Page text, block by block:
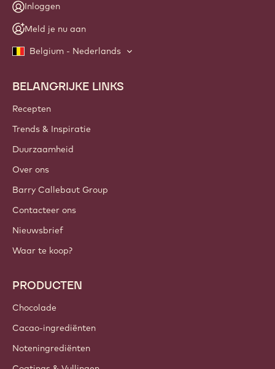
Inloggen
Meld je nu aan
Belgium - Nederlands
Footer
Callebaut
BELANGRIJKE LINKS
Recepten
Trends & Inspiratie
Duurzaamheid
Over ons
Barry Callebaut Group
Contacteer ons
Nieuwsbrief
Waar te koop?
PRODUCTEN
Chocolade
Cacao-ingrediënten
Noteningrediënten